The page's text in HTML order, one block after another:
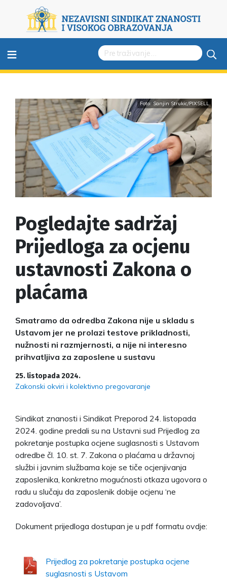
≡
Foto: Sanjin Strukic/PIXSELL
Pogledajte sadržaj
Prijedloga za ocjenu
ustavnosti Zakona o
plaćama
Smatramo da odredba Zakona nije u skladu s
Ustavom jer ne prolazi testove prikladnosti,
nužnosti ni razmjernosti, a nije ni interesno
prihvatljiva za zaposlene u sustavu
25. listopada 2024.
Zakonski okviri i kolektivno pregovaranje
Sindikat znanosti i Sindikat Preporod 24. listopada
2024. godine predali su na Ustavni sud Prijedlog za
pokretanje postupka ocjene suglasnosti s Ustavom
odredbe čl. 10. st. 7. Zakona o plaćama u državnoj
službi i javnim službama koje se tiče ocjenjivanja
zaposlenika, konkretno mogućnosti otkaza ugovora o
radu u slučaju da zaposlenik dobije ocjenu ‘ne
zadovoljava’.
Dokument prijedloga dostupan je u pdf formatu ovdje:
Prijedlog za pokretanje postupka ocjene
suglasnosti s Ustavom